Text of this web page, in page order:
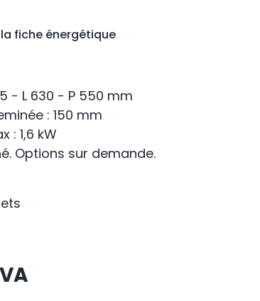
fiche énergétique
- L 630 - P 550 mm
: 150 mm
: 1,6 kW
Options sur demande.